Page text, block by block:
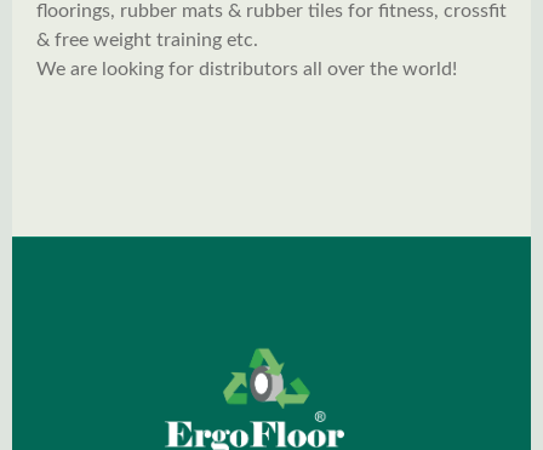
floorings, rubber mats & rubber tiles for fitness, crossfit
& free weight training etc.
We are looking for distributors all over the world!